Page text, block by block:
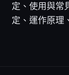
定、使用與常
定、運作原理